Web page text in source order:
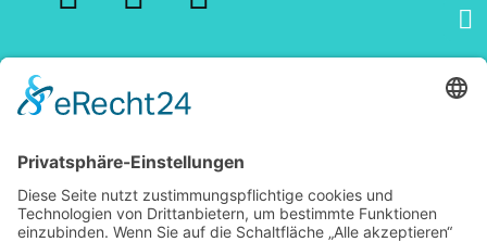
Herrenberg
Böblingen
Tübingen